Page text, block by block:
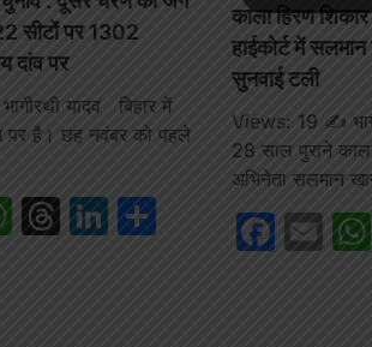
सीटों पर 1302
दांव पर
यादव बिहार में
पर है। छह नवंबर को पहले
WhatsApp
Threads
LinkedIn
Share
काला हिरण
हाईकोर्ट में
सुनवाई टली
Views: 19 ✍️
28 साल पुराने
अभिनेता सलमान